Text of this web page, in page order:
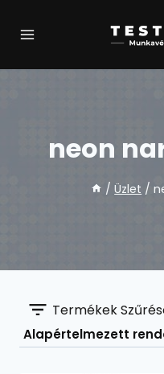
neon
/ Üzlet /
Termékek